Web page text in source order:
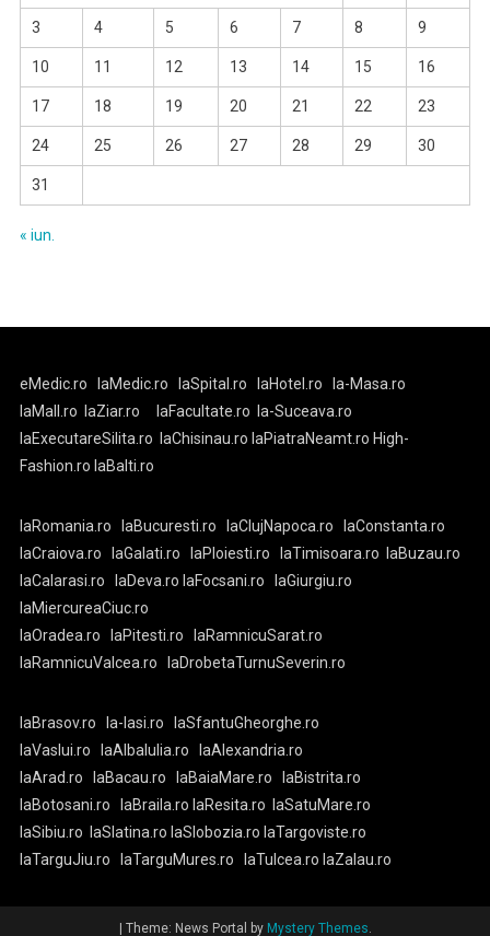
3 4 5 6 7 8 9
10 11 12 13 14 15 16
17 18 19 20 21 22 23
24 25 26 27 28 29 30
31
« iun.
eMedic.ro laMedic.ro laSpital.ro laHotel.ro
la-Masa.ro
laMall.ro
laZiar.ro laFacultate.ro
la-Suceava.ro
laExecutareSilita.ro
laChisinau.ro laPiatraNeamt.ro High-
Fashion.ro laBalti.ro
laRomania.ro laBucuresti.ro laClujNapoca.ro
laConstanta.ro
laCraiova.ro
laGalati.ro laPloiesti.ro laTimisoara.ro
laBuzau.ro
laCalarasi.ro
laDeva.ro laFocsani.ro
laGiurgiu.ro
laMiercureaCiuc.ro
laOradea.ro
laPitesti.ro
laRamnicuSarat.ro
laRamnicuValcea.ro
laDrobetaTurnuSeverin.ro
laBrasov.ro la-Iasi.ro
laSfantuGheorghe.ro
laVaslui.ro
laAlbaIulia.ro
laAlexandria.ro
laArad.ro
laBacau.ro laBaiaMare.ro
laBistrita.ro
laBotosani.ro
laBraila.ro laResita.ro
laSatuMare.ro
laSibiu.ro
laSlatina.ro laSlobozia.ro laTargoviste.ro
laTarguJiu.ro
laTarguMures.ro laTulcea.ro laZalau.ro
Theme: News Portal by Mystery Themes.